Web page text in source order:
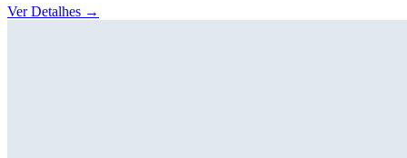
Ver Detalhes →